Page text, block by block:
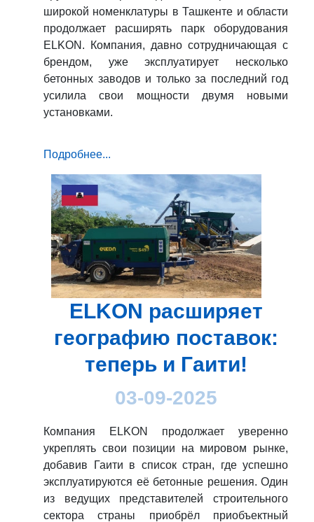
широкой номенклатуры в Ташкенте и области
продолжает расширять парк оборудования
ELKON. Компания, давно сотрудничающая с
брендом, уже эксплуатирует несколько
бетонных заводов и только за последний год
усилила свои мощности двумя новыми
установками.
Подробнее...
ELKON расширяет
географию поставок:
теперь и Гаити!
03-09-2025
Компания ELKON продолжает уверенно
укреплять свои позиции на мировом рынке,
добавив Гаити в список стран, где успешно
эксплуатируются её бетонные решения. Один
из ведущих представителей строительного
сектора страны приобрёл приобъектный